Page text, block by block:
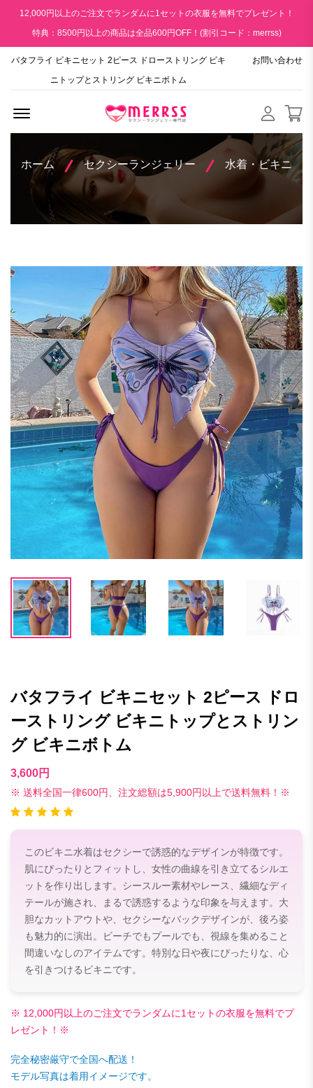
12,000円以上のご注文でランダムに1セットの衣服を無料でプレゼント！
特典：8500円以上の商品は全品600円OFF！(割引コード：merrss)
バタフライ ビキニセット 2ピース ドローストリング ビキ
ニトップとストリング ビキニボトム
お問い合わせ
ホーム セクシーランジェリー 水着・ビキニ
バタフライ ビキニセット 2ピース ドロ
ーストリング ビキニトップとストリン
グ ビキニボトム
3,600円
※ 送料全国一律600円、注文総額は5,900円以上で送料無料！※
このビキニ水着はセクシーで誘惑的なデザインが特徴です。
肌にぴったりとフィットし、女性の曲線を引き立てるシルエ
ットを作り出します。シースルー素材やレース、繊細なディ
テールが施され、まるで誘惑するような印象を与えます。大
胆なカットアウトや、セクシーなバックデザインが、後ろ姿
も魅力的に演出。ビーチでもプールでも、視線を集めること
間違いなしのアイテムです。特別な日や夜にぴったりな、心
を引きつけるビキニです。
※ 12,000円以上のご注文でランダムに1セットの衣服を無料でプ
レゼント！※
完全秘密厳守で全国へ配送！
モデル写真は着用イメージです。